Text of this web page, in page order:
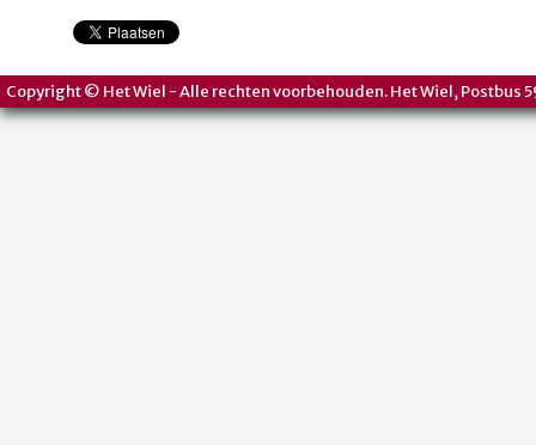
Copyright © Het Wiel - Alle rechten voorbehouden. Het Wiel, Postbus